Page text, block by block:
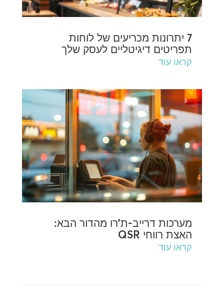
7 יתרונות מכריעים של לוחות
תפריטים דיגיטליים לעסק שלך
קראו עוד
מערכות דרייב-ת'רו מהדור הבא:
האצת רווחי QSR
קראו עוד